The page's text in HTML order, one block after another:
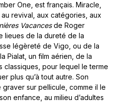
One, est français. Miracle,
revival, aux catégories, aux
Vacancesde Roger
lieues de la dureté de la
légèreté de Vigo, ou de la
Pialat, un film aérien, de la
classiques, pour lequel le terme
plus qu’à tout autre. Son
sur pellicule, comme il le
enfance, au milieu d’adultes